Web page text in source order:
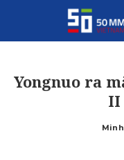
Yongnuo ra
II